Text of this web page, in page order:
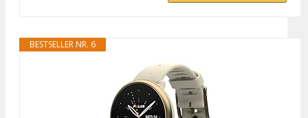
BESTSELLER NR. 6